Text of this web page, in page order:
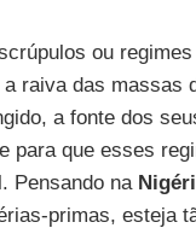
ou
raiva das massas
a fonte dos
que esses
Pensando na
primas, esteja